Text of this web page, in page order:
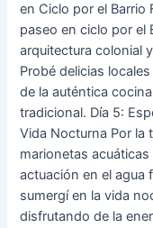
en Ciclo por el Barrio
paseo en ciclo por el
arquitectura colonial
Probé delicias
de la auténtica
tradicional. Día 5:
Vida Nocturna Por la
marionetas
actuación en el agua
sumergí en la vida
disfrutando de la